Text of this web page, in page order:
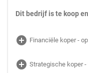
Dit bedrijf is te koop
add_circle Financiële koper -
add_circle Strategische koper